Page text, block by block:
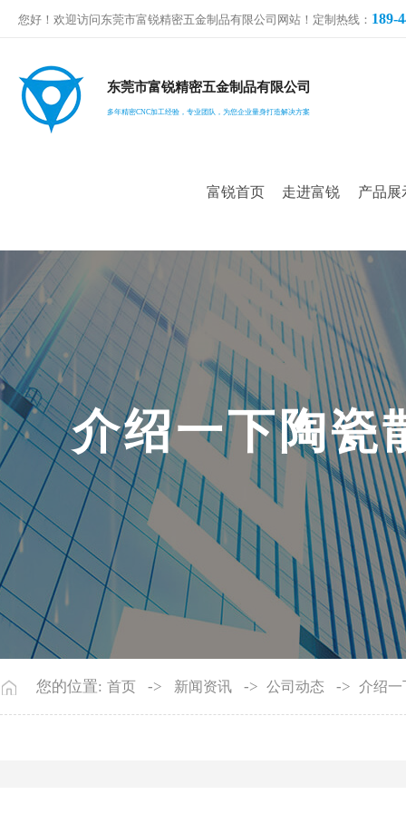
您好！欢迎访问东莞市富锐精密五金制品有限公司网站！定制热线： 189-
东莞市富锐精密五金制品有限公司
多年精密CNC加工经验，专业团队，为您企业量身打造解决方案
富锐首页 走进富锐 产品展
介绍一下陶瓷
您的位置: 首页 -> 新闻资讯 -> 公司动态 -> 介绍一